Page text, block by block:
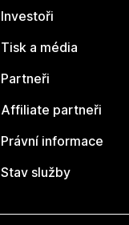
Investoři
Tisk a média
Partneři
Affiliate partneři
Právní informace
Stav služby